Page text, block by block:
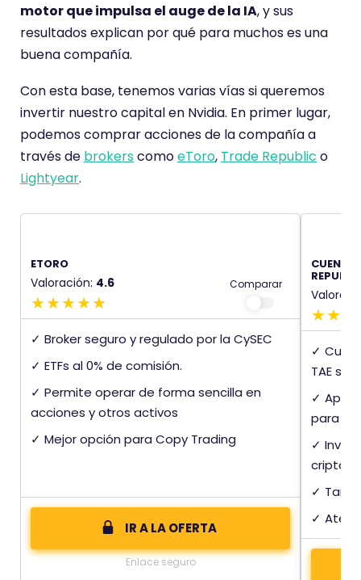
motor que impulsa el auge de la IA, y sus
resultados explican por qué para muchos es una
buena compañía.
Con esta base, tenemos varias vías si queremos
invertir nuestro capital en Nvidia. En primer lugar,
podemos comprar acciones de la compañía a
través de brokerscomoeToro, Trade Republic o
Lightyear.
ETORO
Valoración: 4.6 Comparar
✓ Broker seguro y regulado por la CySEC
✓ ETFs al 0% de comisión.
✓ Permite operar de forma sencilla en
acciones y otros activos
✓ Mejor opción para Copy Trading
IR A LA OFERTA
Enlace seguro
CUENTA
✓
TAE sin
✓
para
✓
✓
✓